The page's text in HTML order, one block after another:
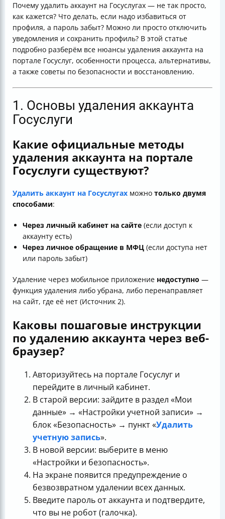
Заключение
Почему удалить аккаунт на Госуслугах — не так просто,
как кажется? Что делать, если надо избавиться от
профиля, а пароль забыт? Можно ли просто отключить
уведомления и сохранить профиль? В этой статье
подробно разберём все нюансы удаления аккаунта на
портале Госуслуг, особенности процесса, альтернативы,
а также советы по безопасности и восстановлению.
1. Основы удаления аккаунта
Госуслуги
Какие официальные методы
удаления аккаунта на портале
Госуслуги существуют?
Удалить аккаунт на Госуслугах можно только двумя
способами:
Через личный кабинет на сайте (если доступ к
аккаунту есть)
Через личное обращение в МФЦ (если доступа нет
или пароль забыт)
Удаление через мобильное приложение недоступно —
функция удаления либо убрана, либо перенаправляет
на сайт, где её нет (Источник 2).
Каковы пошаговые инструкции
по удалению аккаунта через веб-
браузер?
Авторизуйтесь на портале Госуслуг и
перейдите в личный кабинет.
В старой версии: зайдите в раздел «Мои
данные» → «Настройки учетной записи» →
блок «Безопасность» → пункт «Удалить
учетную запись».
В новой версии: выберите в меню
«Настройки и безопасность».
На экране появится предупреждение о
безвозвратном удалении всех данных.
Введите пароль от аккаунта и подтвердите,
что вы не робот (галочка).